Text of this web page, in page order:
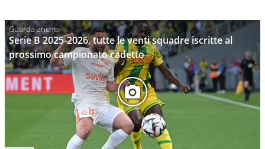
Serie B 2025-2026, tutte le venti squadre iscritte al
prossimo campionato cadetto